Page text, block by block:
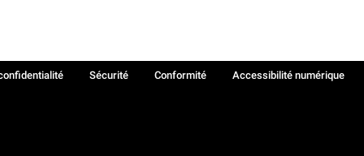
Sécurité Conformité
Accessibilité numérique